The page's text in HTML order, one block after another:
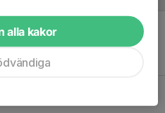
alla kakor